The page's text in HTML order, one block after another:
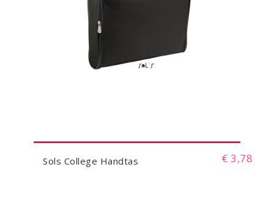
Sols College Handtas € 3,78